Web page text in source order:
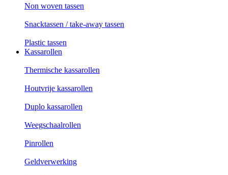
Non woven tassen
Snacktassen / take-away tassen
Plastic tassen
Kassarollen
Thermische kassarollen
Houtvrije kassarollen
Duplo kassarollen
Weegschaalrollen
Pinrollen
Geldverwerking